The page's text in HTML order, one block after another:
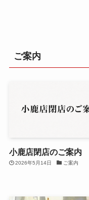
ご案内
小鹿店閉店のご案内
2026年5月14日 ご案内